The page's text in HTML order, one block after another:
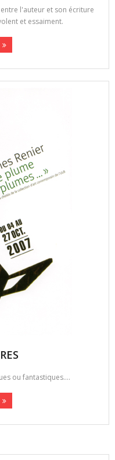
l'auteur et son écriture
et essaiment.
ou fantastiques....